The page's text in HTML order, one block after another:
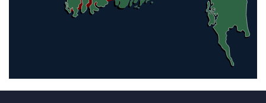
হরমুজ প্রণালী সুরক্ষায় মিত্ররা সাহায্য
না করলে ন্যাটোর ভবিষ্যৎ খারাপ